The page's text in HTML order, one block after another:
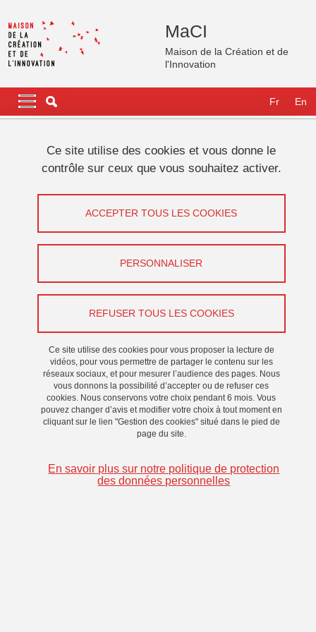
MaCI
Maison de la Création et de
l'Innovation
Navigation principale
Navigation principale mobile Fr En
Fil d'ArianePlateformes/Espaces SonImage - SFR Creation
SonImage
Salle de projection
Salle de projection (60 places) et régie, équipées
de matériel professionnel pour une restitution
Ce site utilise des cookies et vous donne le
contrôle sur ceux que vous souhaitez activer.
Ce site utilise des cookies pour vous proposer la lecture de
vidéos, pour vous permettre de partager le contenu sur les
réseaux sociaux, et pour mesurer l’audience des pages. Nous
vous donnons la possibilité d’accepter ou de refuser ces
cookies. Nous conservons votre choix pendant 6 mois. Vous
pouvez changer d’avis et modifier votre choix à tout moment en
cliquant sur le lien "Gestion des cookies" situé dans le pied de
page du site.
En savoir plus sur notre politique de protection
des données personnelles
ACCEPTER TOUS LES COOKIES
REFUSER TOUS LES COOKIES
PERSONNALISER